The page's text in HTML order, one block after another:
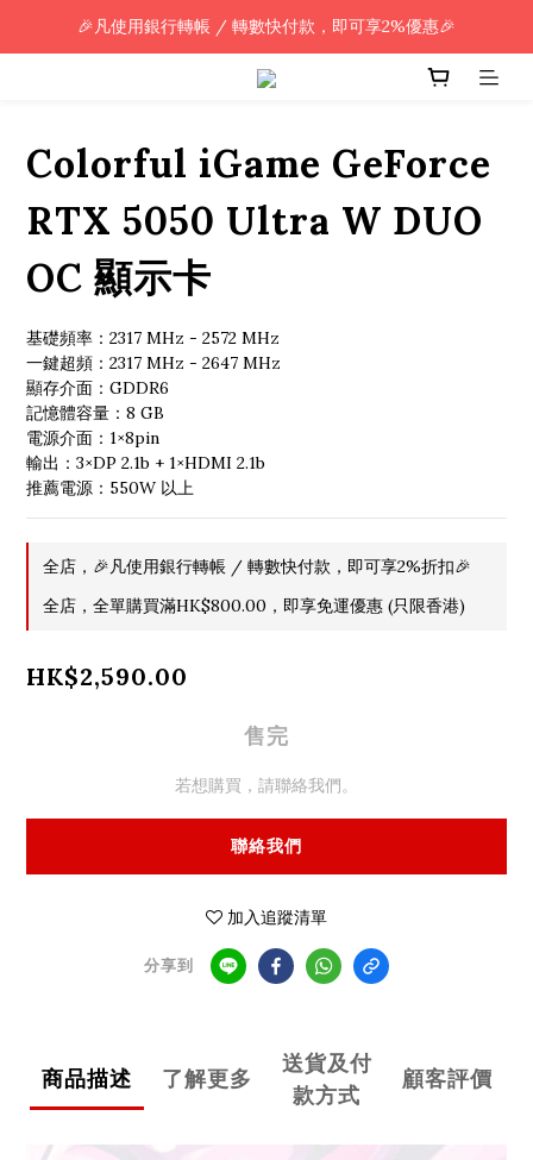
🎉凡使用銀行轉帳 / 轉數快付款，即可享2%優惠🎉
🎉凡使用銀行轉帳 / 轉數快付款，即可享2%優惠🎉
全單購買滿HK$800.00，即享免運優惠 (只限香港)
Colorful iGame GeForce
RTX 5050 Ultra W DUO
OC 顯示卡
基礎頻率：2317 MHz - 2572 MHz
一鍵超頻：2317 MHz - 2647 MHz
顯存介面：GDDR6
記憶體容量：8 GB
電源介面：1×8pin
輸出：3×DP 2.1b + 1×HDMI 2.1b
推薦電源：550W 以上
全店，🎉凡使用銀行轉帳 / 轉數快付款，即可享2%折扣🎉
全店，全單購買滿HK$800.00，即享免運優惠 (只限香港)
HK$2,590.00
售完
若想購買，請聯絡我們。
聯絡我們
加入追蹤清單
分享到
商品描述 了解更多
送貨及付
款方式
顧客評價